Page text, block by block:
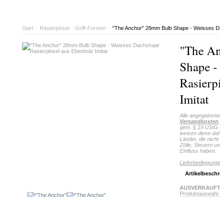
Start Rasierpinsel Griff-Formen "The Anchor" 28mm Bulb Shape - Weisses
"The
Shape
Imitat
Alle
Versandkosten
gem. § 19 UStG
weisen diese
Länder, die
Zölle, Steuern
Einfluss haben.
Produktauswahl